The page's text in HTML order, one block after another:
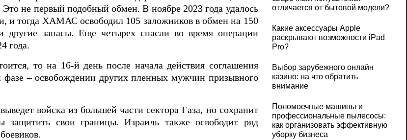
не первый подобный обмен. В ноябре 2023 года удалось
и тогда ХАМАС освободил 105 заложников в обмен на 150
другие запасы. Еще четырех спасли во время операции
года.
то на 16-й день после начала действия соглашения
фазе – освобождении других пленных мужчин призывного
войска из большей части сектора Газа, но сохранит
защитить свои границы. Израиль также освободит ряд
отличается от бытовой модели?
Какие аксессуары Apple
раскрывают возможности iPad
Pro?
Выбор зарубежного онлайн
казино: на что обратить
внимание
Поломоечные машины и
профессиональные пылесосы:
как организовать эффективную
уборку бизнеса